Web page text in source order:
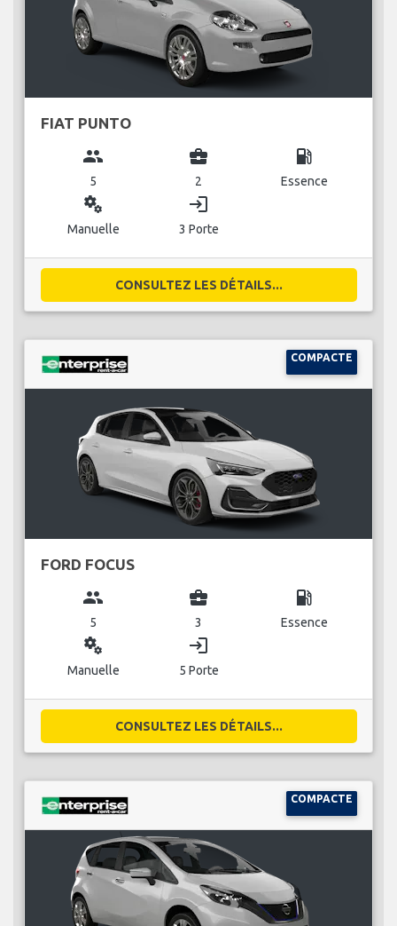
FIAT PUNTO
group
5
business_center
2
local_gas_station
Essence
miscellaneous_services
Manuelle
login
3 Porte
CONSULTEZ LES DÉTAILS...
COMPACTE
FORD FOCUS
group
5
business_center
3
local_gas_station
Essence
miscellaneous_services
Manuelle
login
5 Porte
CONSULTEZ LES DÉTAILS...
COMPACTE